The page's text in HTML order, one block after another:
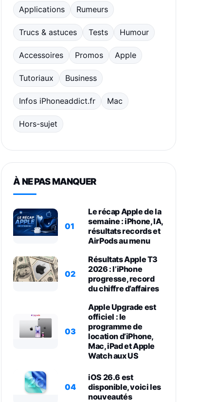
Applications Rumeurs
Trucs & astuces Tests Humour
Accessoires Promos Apple
Tutoriaux Business
Infos iPhoneaddict.fr Mac
Hors-sujet
À NE PAS MANQUER
01
Le récap Apple de la
semaine : iPhone, IA,
résultats records et
AirPods au menu
02
Résultats Apple T3
2026 : l’iPhone
progresse, record
du chiffre d’affaires
03
Apple Upgrade est
officiel : le
programme de
location d’iPhone,
Mac, iPad et Apple
Watch aux US
04
iOS 26.6 est
disponible, voici les
nouveautés